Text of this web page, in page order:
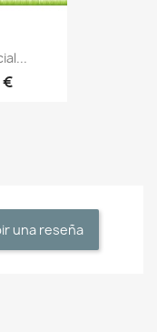
€
una reseña